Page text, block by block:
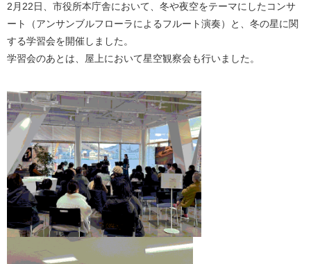
2月22日、市役所本庁舎において、冬や夜空をテーマにしたコンサ
ート（アンサンブルフローラによるフルート演奏）と、冬の星に関
する学習会を開催しました。
学習会のあとは、屋上において星空観察会も行いました。